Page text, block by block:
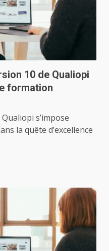
10 de Qualiopi
formation
s’impose
la quête d’excellence